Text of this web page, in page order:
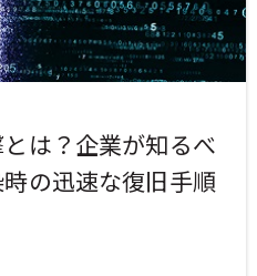
は？企業が知るべ
の迅速な復旧手順